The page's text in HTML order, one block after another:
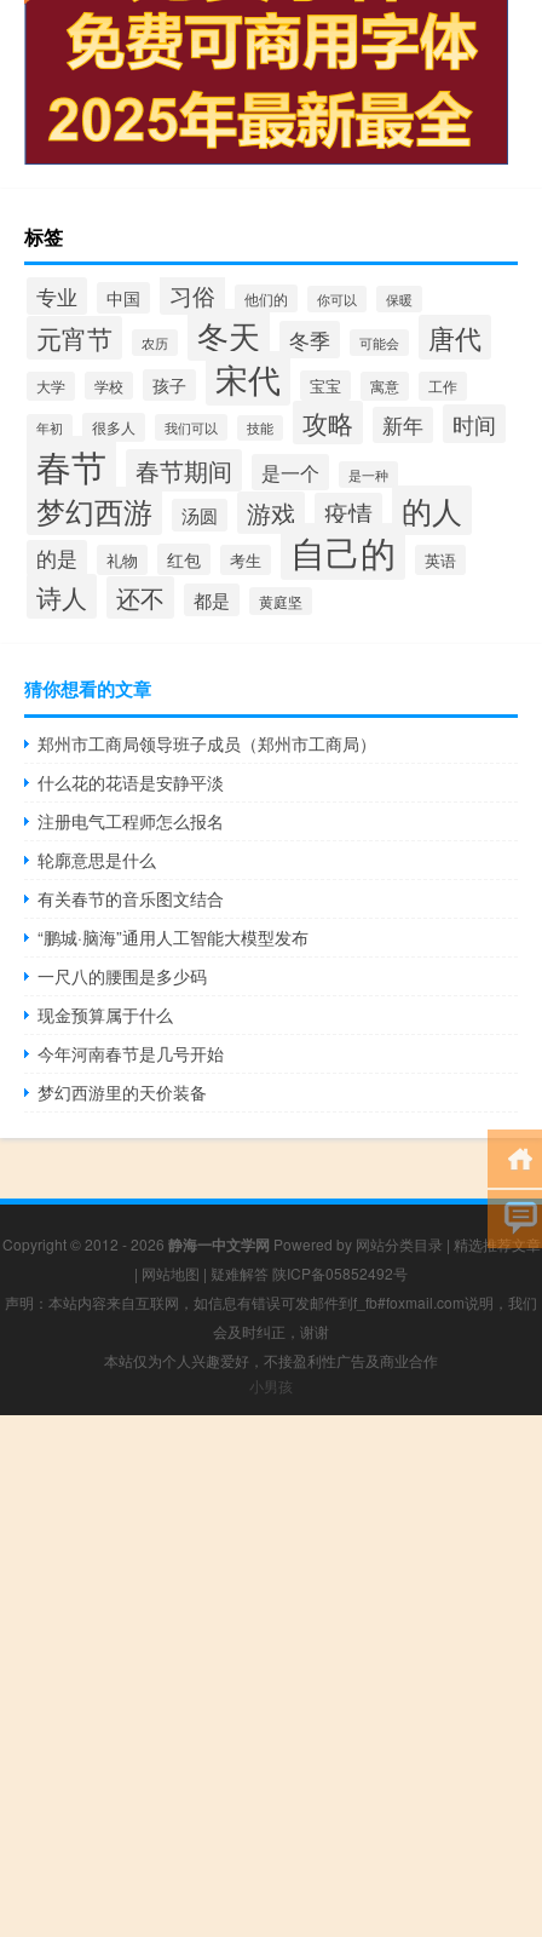
标签
专业 中国 习俗 他们的 你可以 保暖
元宵节 农历 冬天 冬季 可能会 唐代
大学 学校 孩子 宋代 宝宝 寓意 工作
年初 很多人 我们可以 技能 攻略 新年 时间
春节 春节期间 是一个 是一种
梦幻西游 汤圆 游戏 疫情 的人
的是 礼物 红包 考生 自己的 英语
诗人 还不 都是 黄庭坚
猜你想看的文章
郑州市工商局领导班子成员（郑州市工商局）
什么花的花语是安静平淡
注册电气工程师怎么报名
轮廓意思是什么
有关春节的音乐图文结合
“鹏城·脑海”通用人工智能大模型发布
一尺八的腰围是多少码
现金预算属于什么
今年河南春节是几号开始
梦幻西游里的天价装备
Copyright © 2012 - 2026 静海一中文学网 Powered by 网站分类目录 | 精选推荐文章
| 网站地图 | 疑难解答 陕ICP备05852492号
声明：本站内容来自互联网，如信息有错误可发邮件到f_fb#foxmail.com说明，我们
会及时纠正，谢谢
本站仅为个人兴趣爱好，不接盈利性广告及商业合作
小男孩